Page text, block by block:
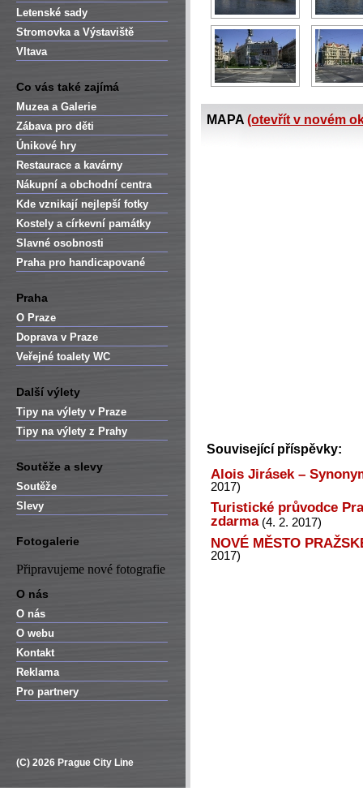
Letenské sady
Stromovka a Výstaviště
Vltava
Co vás také zajímá
Muzea a Galerie
Zábava pro děti
Únikové hry
Restaurace a kavárny
Nákupní a obchodní centra
Kde vznikají nejlepší fotky
Kostely a církevní památky
Slavné osobnosti
Praha pro handicapované
Praha
O Praze
Doprava v Praze
Veřejné toalety WC
Další výlety
Tipy na výlety v Praze
Tipy na výlety z Prahy
Soutěže a slevy
Soutěže
Slevy
Fotogalerie
Připravujeme nové fotografie
O nás
O nás
O webu
Kontakt
Reklama
Pro partnery
(C) 2026 Prague City Line
MAPA (otevřít v novém
Související příspěvky:
Alois Jirásek –
2017)
Turistické průvodce
zdarma(4. 2. 2017)
NOVÉ MĚSTO
2017)